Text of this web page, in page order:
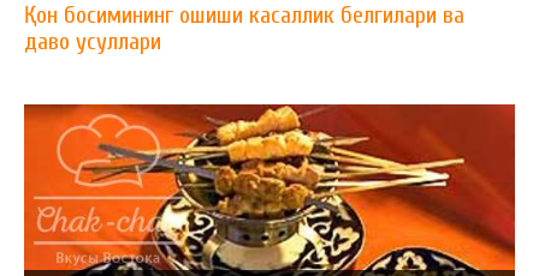
Қон босимининг ошиши касаллик белгилари ва
даво усуллари